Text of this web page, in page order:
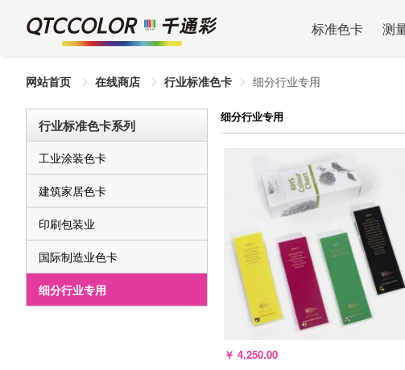
标准色卡 测
网站首页 在线商店 行业标准色卡 细分行业专用
行业标准色卡系列
工业涂装色卡
建筑家居色卡
印刷包装业
国际制造业色卡
细分行业专用
细分行业专用
￥ 4,250.00